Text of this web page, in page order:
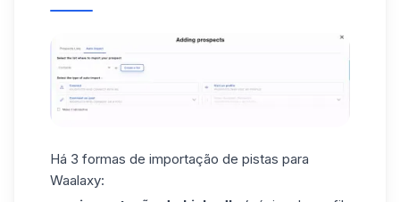
Há 3 formas de importação de pistas para
Waalaxy: